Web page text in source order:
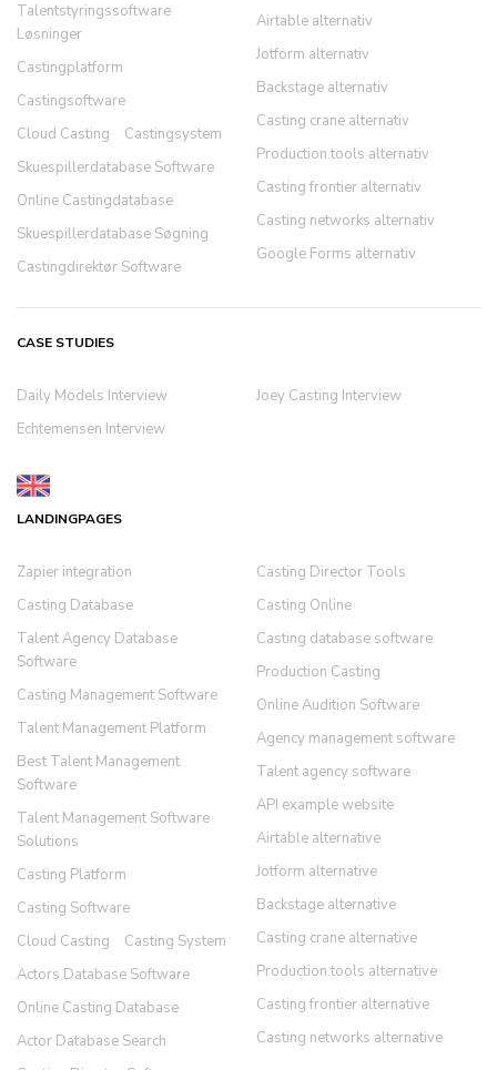
Talentstyringssoftware
Løsninger
Castingplatform
Castingsoftware
Cloud Casting
Castingsystem
Skuespillerdatabase Software
Online Castingdatabase
Skuespillerdatabase Søgning
Castingdirektør Software
Airtable alternativ
Jotform alternativ
Backstage alternativ
Casting crane alternativ
Production.tools alternativ
Casting frontier alternativ
Casting networks alternativ
Google Forms alternativ
CASE STUDIES
Daily Models Interview
Echtemensen Interview
Joey Casting Interview
LANDINGPAGES
Zapier integration
Casting Database
Talent Agency Database
Software
Casting Management Software
Talent Management Platform
Best Talent Management
Software
Talent Management Software
Solutions
Casting Platform
Casting Software
Cloud Casting
Casting System
Actors Database Software
Online Casting Database
Actor Database Search
Casting Director Tools
Casting Online
Casting database software
Production Casting
Online Audition Software
Agency management software
Talent agency software
API example website
Airtable alternative
Jotform alternative
Backstage alternative
Casting crane alternative
Production.tools alternative
Casting frontier alternative
Casting networks alternative